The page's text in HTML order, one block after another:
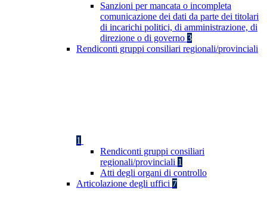
Sanzioni per mancata o incompleta
comunicazione dei dati da parte dei titolari
di incarichi politici, di amministrazione, di
direzione o di governo 3
Rendiconti gruppi consiliari regionali/provinciali
1
Rendiconti gruppi consiliari
regionali/provinciali 1
Atti degli organi di controllo
Articolazione degli uffici 7